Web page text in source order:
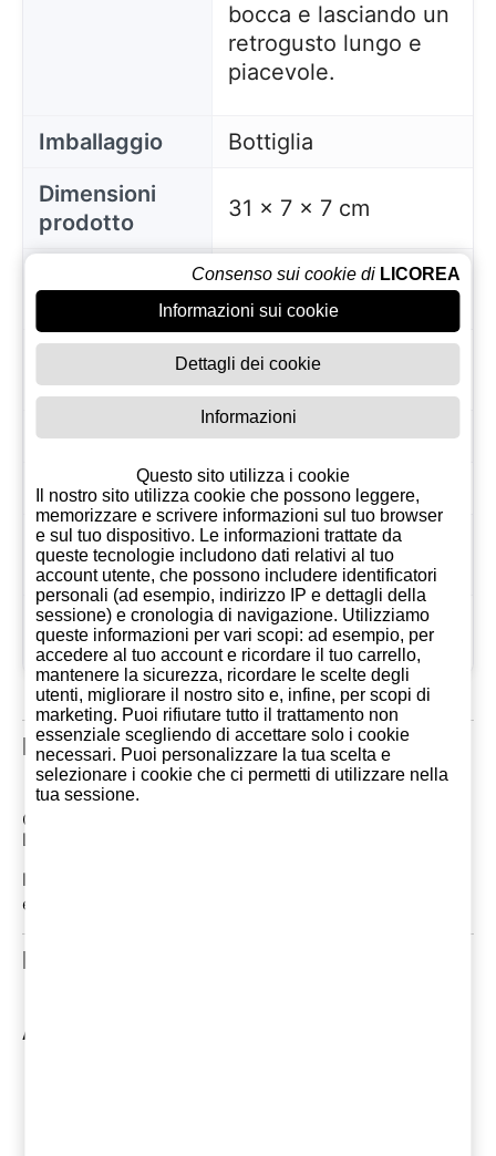
bocca e lasciando un
retrogusto lungo e
piacevole.
Imballaggio
Bottiglia
Dimensioni
prodotto
31 x 7 x 7 cm
volumetrico
6
Conservazion
e
Luogo fresco e
asciutto
EAN
8413472050954
Produttore
Bodegas Lan
Paese
Prodotto in
Spagna
Dal
lunedì 08 gennaio,
2024
Recensioni clienti
Commenti: 0
Le più recenti tra le recensioni dei clienti
In questo momento non ci sono commenti. Potresti
essere il primo
Prodotti Correlati
Altri prodotti di Bodegas Lan
Consenso sui cookie di LICOREA
Informazioni sui cookie
Dettagli dei cookie
Informazioni
Questo sito utilizza i cookie
Il nostro sito utilizza cookie che possono leggere,
memorizzare e scrivere informazioni sul tuo browser
e sul tuo dispositivo. Le informazioni trattate da
queste tecnologie includono dati relativi al tuo
account utente, che possono includere identificatori
personali (ad esempio, indirizzo IP e dettagli della
sessione) e cronologia di navigazione. Utilizziamo
queste informazioni per vari scopi: ad esempio, per
accedere al tuo account e ricordare il tuo carrello,
mantenere la sicurezza, ricordare le scelte degli
utenti, migliorare il nostro sito e, infine, per scopi di
marketing. Puoi rifiutare tutto il trattamento non
essenziale scegliendo di accettare solo i cookie
necessari. Puoi personalizzare la tua scelta e
selezionare i cookie che ci permetti di utilizzare nella
tua sessione.